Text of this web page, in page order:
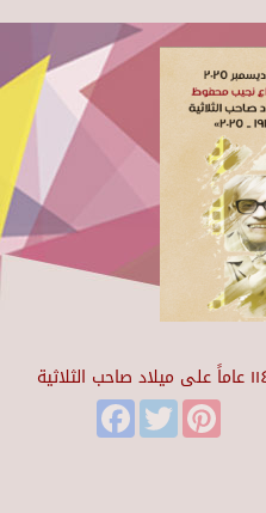
FacebookTwitter